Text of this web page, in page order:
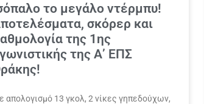
το μεγάλο ντέρμπυ!
σκόρερ και
της 1ης
της Α’ ΕΠΣ
απολογισμό 13 γκολ, 2 νίκες γηπεδούχων,